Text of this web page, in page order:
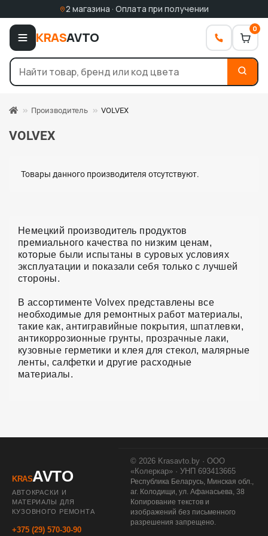
2 магазина · Оплата при получении
KRASAVTO
0
Производитель VOLVEX
VOLVEX
Товары данного производителя отсутствуют.
Немецкий производитель продуктов
премиального качества по низким ценам,
которые были испытаны в суровых условиях
эксплуатации и показали себя только с лучшей
стороны.
В ассортименте Volvex представлены все
необходимые для ремонтных работ материалы,
такие как, антигравийные покрытия, шпатлевки,
антикоррозионные грунты, прозрачные лаки,
кузовные герметики и клея для стекол, малярные
ленты, салфетки и другие расходные
материалы.
KRASAVTO
АВТОКРАСКИ И
МАТЕРИАЛЫ ДЛЯ
КУЗОВНОГО РЕМОНТА
+375 (29) 570-30-90
© 2026 Krasavto.by · ООО
«Колеркар» · УНП 693413665
Республика Беларусь, Минская обл.,
аг. Колодищи, ул. Афанасьева, 38
Копирование текстов и
изображений без письменного
разрешения запрещено.